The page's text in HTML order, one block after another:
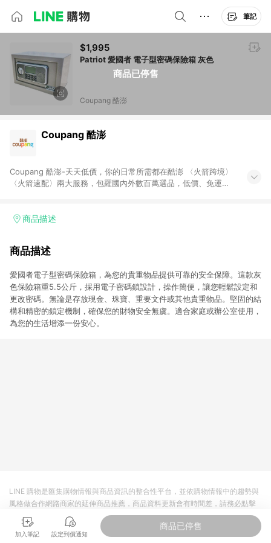
筆記
商品已停售
$1,995
Patriot 愛國者 電子型密碼保險箱 灰色
Coupang 酷澎
Coupang 酷澎
Coupang 酷澎-天天低價，你的日常所需都在酷澎 〈火箭跨境〉
〈火箭速配〉兩大服務，包羅國內外數百萬選品，低價、免運，
加入WOW會員告別湊免運，火箭速配、火箭跨境優質選品不限金
商品描述
商品描述
愛國者電子型密碼保險箱，為您的貴重物品提供可靠的安全保障。這款灰
色保險箱重5.5公斤，採用電子密碼鎖設計，操作簡便，讓您輕鬆設定和
更改密碼。無論是存放現金、珠寶、重要文件或其他貴重物品。堅固的結
構和精密的鎖定機制，確保您的財物安全無虞。適合家庭或辦公室使用，
為您的生活增添一份安心。
加入筆記 設定到價通知
商品已停售
LINE 購物是匯集購物情報與商品資訊的整合性平台，並依購物情報中的趨勢與
風格做合作網路商家的延伸商品推薦，商品資料更新會有時間差，請務必點擊
商品至各合作網路商家，確認現售價與購物條件，一切資訊以合作廠商網頁為
準。